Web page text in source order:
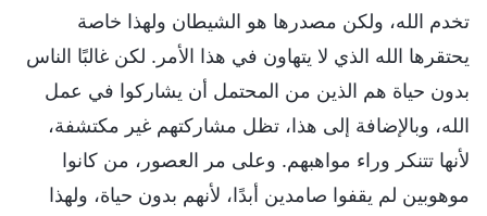
تخدم الله، ولكن مصدرها هو الشيطان ولهذا خاصة
يحتقرها الله الذي لا يتهاون في هذا الأمر. لكن غالبًا الناس
بدون حياة هم الذين من المحتمل أن يشاركوا في عمل
الله، وبالإضافة إلى هذا، تظل مشاركتهم غير مكتشفة،
لأنها تتنكر وراء مواهبهم. وعلى مر العصور، من كانوا
موهوبين لم يقفوا صامدين أبدًا، لأنهم بدون حياة، ولهذا